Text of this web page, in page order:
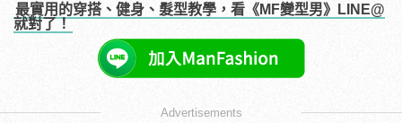
最實用的穿搭、健身、髮型教學，看《MF變型男》LINE@
就對了！
Advertisements